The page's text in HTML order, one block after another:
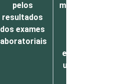
pelos
resultados
dos exames
laboratoriais
medicamentos
está fazendo
uso incluindo